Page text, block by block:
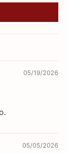
05/19/2026
05/05/2026